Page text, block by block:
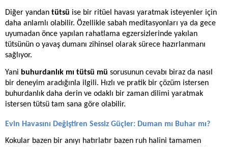
Diğer yandan tütsü ise bir ritüel havası yaratmak isteyenler için
daha anlamlı olabilir. Özellikle sabah meditasyonları ya da gece
uyumadan önce yapılan rahatlama egzersizlerinde yakılan
tütsünün o yavaş dumanı zihinsel olarak sürece hazırlanmanı
sağlıyor.
Yani buhurdanlık mı tütsü mü sorusunun cevabı biraz da nasıl
bir deneyim aradığınla ilgili. Hızlı ve pratik bir çözüm istersen
buhurdanlık daha derin ve odaklı bir zaman dilimi yaratmak
istersen tütsü tam sana göre olabilir.
Evin Havasını Değiştiren Sessiz Güçler: Duman mı Buhar mı?
Kokular bazen bir anıyı hatırlatır bazen ruh halini tamamen